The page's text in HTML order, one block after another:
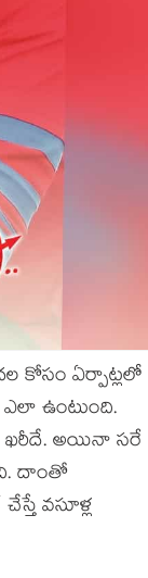
కోసం ఏర్పాట్లలో
ఉంటుంది.
ఖరీదే. అయినా సరే
దాంతో
వసూళ్ల